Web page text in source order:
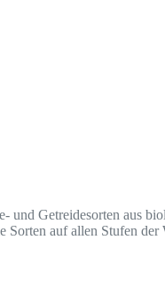
und Getreidesorten aus
auf allen Stufen